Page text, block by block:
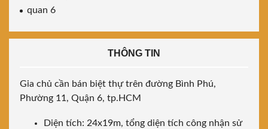
quan 6
THÔNG TIN
Gia chủ cần bán biệt thự trên đường Bình Phú,
Phường 11, Quận 6, tp.HCM
Diện tích: 24x19m, tổng diện tích công nhận sử